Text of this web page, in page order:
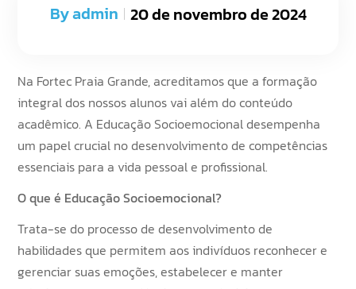
20 de novembro de 2024
Byadmin
Na Fortec Praia Grande, acreditamos que a formação
integral dos nossos alunos vai além do conteúdo
acadêmico. A Educação Socioemocional desempenha
um papel crucial no desenvolvimento de competências
essenciais para a vida pessoal e profissional.
O que é Educação Socioemocional?
Trata-se do processo de desenvolvimento de
habilidades que permitem aos indivíduos reconhecer e
gerenciar suas emoções, estabelecer e manter